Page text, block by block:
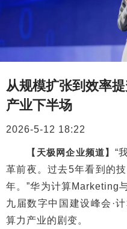
从规模扩张到效率
产业下半场
2026-5-12 18:22
【天极网企业频道】 “
革前夜。过去5年看到的
年。”华为计算Marketing
九届数字中国建设峰会·
算力产业的剧变。